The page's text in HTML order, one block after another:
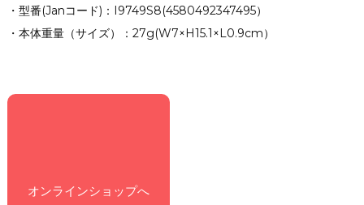
・型番(Janコード)：I9749S8(4580492347495）
・本体重量（サイズ）：27g(W7×H15.1×L0.9cm）
オンラインショップへ